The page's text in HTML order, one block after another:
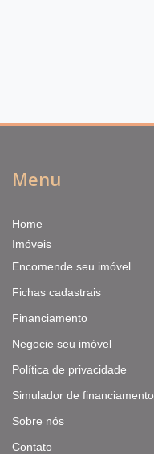
Menu
Home
Imóveis
Encomende seu imóvel
Fichas cadastrais
Financiamento
Negocie seu imóvel
Política de privacidade
Simulador de financiamento
Sobre nós
Contato